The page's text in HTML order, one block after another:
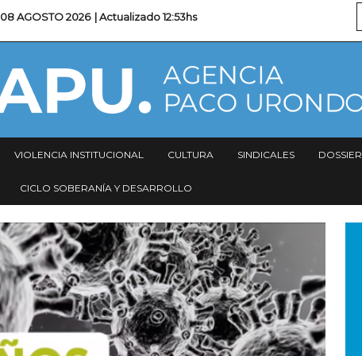
08 AGOSTO 2026 | Actualizado12:53hs
VIOLENCIA INSTITUCIONAL CULTURA SINDICALES DOSSIER
CICLO SOBERANÍA Y DESARROLLO